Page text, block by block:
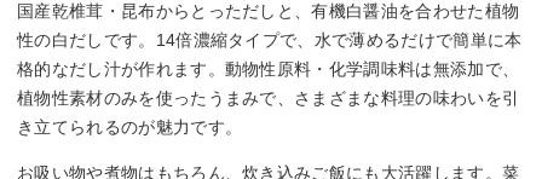
国産乾椎茸・昆布からとっただしと、有機白醤油を合わせた植物
性の白だしです。14倍濃縮タイプで、水で薄めるだけで簡単に本
格的なだし汁が作れます。動物性原料・化学調味料は無添加で、
植物性素材のみを使ったうまみで、さまざまな料理の味わいを引
き立てられるのが魅力です。
お吸い物や煮物はもちろん、炊き込みご飯にも大活躍します。菜